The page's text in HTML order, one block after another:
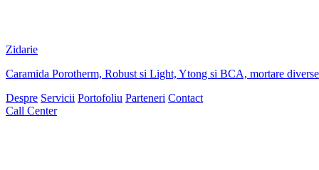
Zidarie
Caramida Porotherm, Robust si Light, Ytong si BCA, mortare
Despre Servicii Portofoliu Parteneri Contact
Call Center